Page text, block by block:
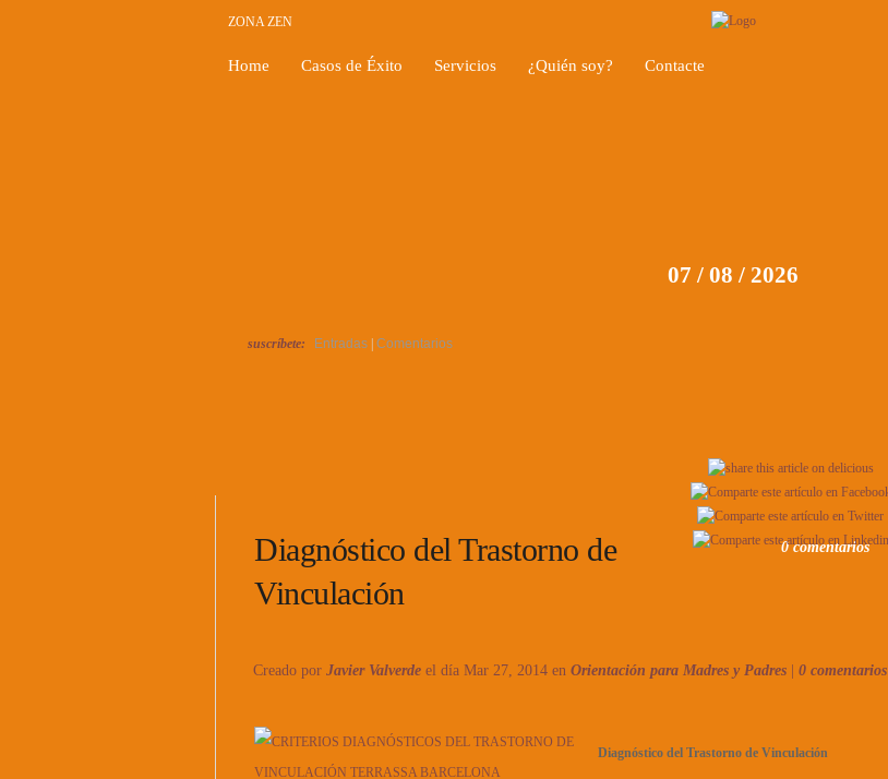
ZONA ZEN
Home Casos de Éxito Servicios ¿Quién soy? Contacte
07 / 08 / 2026
suscríbete: Entradas Comentarios
Diagnóstico del Trastorno de
Vinculación
0 comentarios
Creado por Javier Valverde el día Mar 27, 2014 en Orientación para Madres y Padres 0 comentarios
Diagnóstico del Trastorno de Vinculación